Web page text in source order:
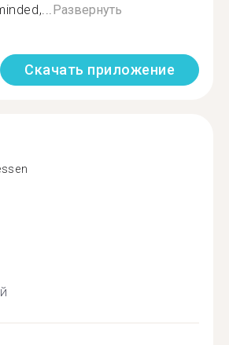
Развернуть
Скачать приложение